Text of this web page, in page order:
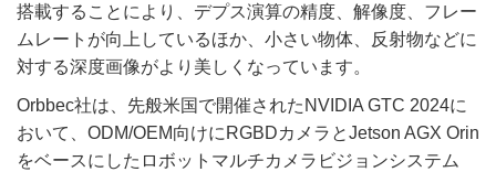
搭載することにより、デプス演算の精度、解像度、フレー
ムレートが向上しているほか、小さい物体、反射物などに
対する深度画像がより美しくなっています。
Orbbec社は、先般米国で開催されたNVIDIA GTC 2024に
おいて、ODM/OEM向けにRGBDカメラとJetson AGX Orin
をベースにしたロボットマルチカメラビジョンシステム